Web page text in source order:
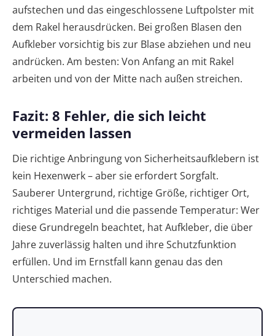
aufstechen und das eingeschlossene Luftpolster mit
dem Rakel herausdrücken. Bei großen Blasen den
Aufkleber vorsichtig bis zur Blase abziehen und neu
andrücken. Am besten: Von Anfang an mit Rakel
arbeiten und von der Mitte nach außen streichen.
Fazit: 8 Fehler, die sich leicht
vermeiden lassen
Die richtige Anbringung von Sicherheitsaufklebern ist
kein Hexenwerk – aber sie erfordert Sorgfalt.
Sauberer Untergrund, richtige Größe, richtiger Ort,
richtiges Material und die passende Temperatur: Wer
diese Grundregeln beachtet, hat Aufkleber, die über
Jahre zuverlässig halten und ihre Schutzfunktion
erfüllen. Und im Ernstfall kann genau das den
Unterschied machen.